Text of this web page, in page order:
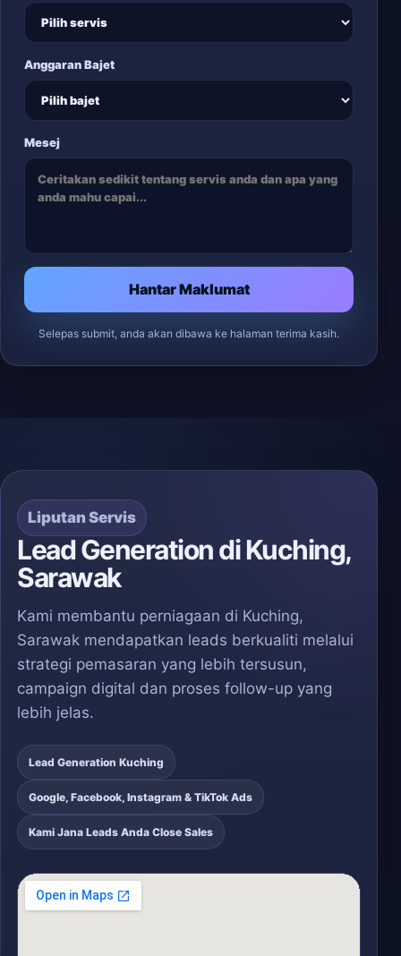
Anggaran Bajet
Mesej
Hantar Maklumat
Selepas submit, anda akan dibawa ke halaman terima kasih.
Liputan Servis
Lead Generation di Kuching,
Sarawak
Kami membantu perniagaan di Kuching,
Sarawak mendapatkan leads berkualiti melalui
strategi pemasaran yang lebih tersusun,
campaign digital dan proses follow-up yang
lebih jelas.
Lead Generation Kuching
Google, Facebook, Instagram & TikTok Ads
Kami Jana Leads Anda Close Sales